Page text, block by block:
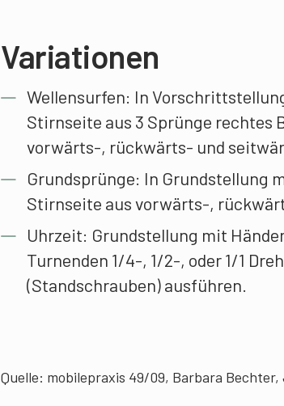
Variationen
Wellensurfen: In
Stirnseite aus 3 Sprünge rechtes
vorwärts-, rückwärts- und
Grundsprünge: In Grundstellung
Stirnseite aus vorwärts-,
Uhrzeit: Grundstellung mit
Turnenden 1/4-, 1/2-, oder 1/1
(Standschrauben) ausführen.
Quelle: mobilepraxis 49/09, Barbara